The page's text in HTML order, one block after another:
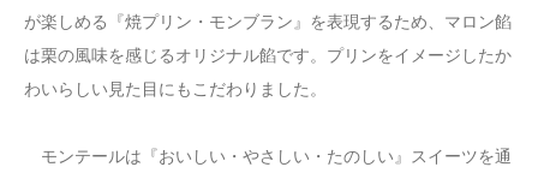
が楽しめる『焼プリン・モンブラン』を表現するため、マロン餡
は栗の風味を感じるオリジナル餡です。プリンをイメージしたか
わいらしい見た目にもこだわりました。
モンテールは『おいしい・やさしい・たのしい』スイーツを通